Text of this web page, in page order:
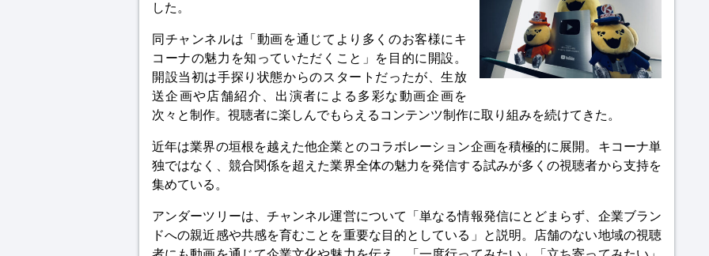
した。
同チャンネルは「動画を通じてより多くのお客様にキ
コーナの魅力を知っていただくこと」を目的に開設。
開設当初は手探り状態からのスタートだったが、生放
送企画や店舗紹介、出演者による多彩な動画企画を
次々と制作。視聴者に楽しんでもらえるコンテンツ制作に取り組みを続けてきた。
近年は業界の垣根を越えた他企業とのコラボレーション企画を積極的に展開。キコーナ単
独ではなく、競合関係を超えた業界全体の魅力を発信する試みが多くの視聴者から支持を
集めている。
アンダーツリーは、チャンネル運営について「単なる情報発信にとどまらず、企業ブラン
ドへの親近感や共感を育むことを重要な目的としている」と説明。店舗のない地域の視聴